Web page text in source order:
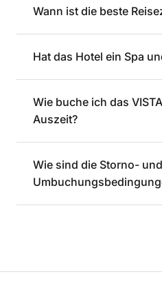
Wann ist die beste
Hat das Hotel ein Spa
Wie buche ich das
Auszeit?
Wie sind die Storno- und